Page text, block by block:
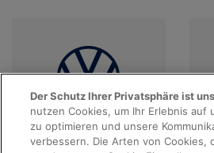
Probefahrt
Der Schutz Ihrer Privatsphäre ist
nutzen Cookies, um Ihr Erlebnis auf
zu optimieren und unsere
verbessern. Die Arten von Cookies,